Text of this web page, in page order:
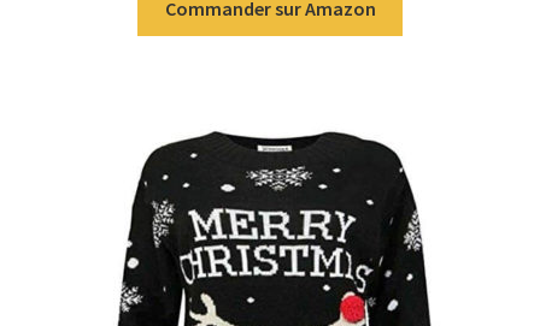
Commander sur Amazon